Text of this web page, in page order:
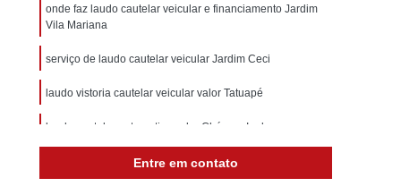
Laudo Cautelar Veicular e Financiamento
Laudo Pericial Veicular Completo
Serviço de Laudo Cautelar Veicular
Laudo de Inspeção Veicular
e Pericia Veicular
Laudo Inspeção Veicular
Laudo Técnico Veicular
onde faz laudo cautelar veicular e financiamento Jardim
Vila Mariana
serviço de laudo cautelar veicular Jardim Ceci
laudo vistoria cautelar veicular valor Tatuapé
laudo cautelar automotivo valor Chácara Inglesa
Entre em contato